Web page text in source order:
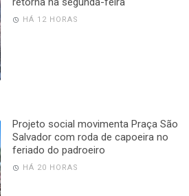
HÁ 12 HORAS
Projeto social movimenta Praça São
Salvador com roda de capoeira no
feriado do padroeiro
HÁ 20 HORAS